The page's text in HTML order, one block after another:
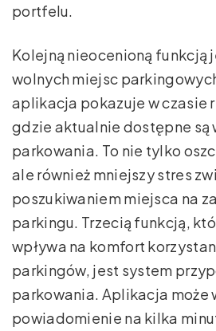
portfelu.
Kolejną nieocenioną funkcją
wolnych miejsc
aplikacja pokazuje w czasie
gdzie aktualnie dostępne są
parkowania. To nie tylko
ale również mniejszy stres
poszukiwaniem miejsca na
parkingu. Trzecią funkcją,
wpływa na komfort
parkingów, jest system
parkowania. Aplikacja może
powiadomienie na kilka